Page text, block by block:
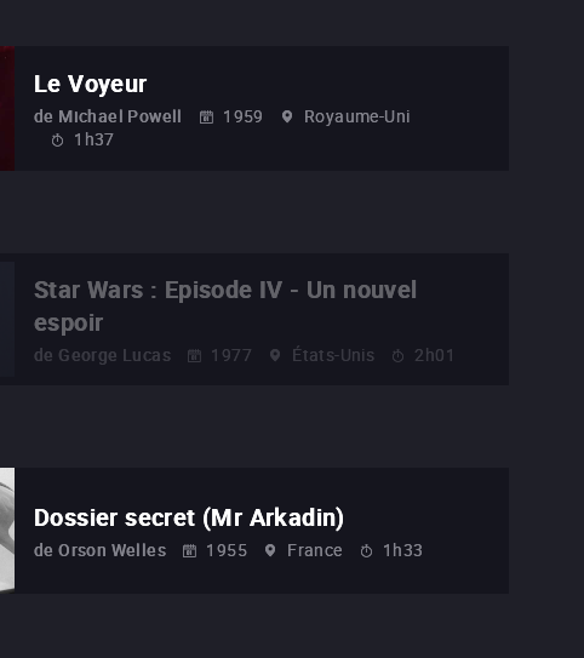
Le Voyeur
de Michael Powell 1959
Royaume-Uni
1h37
Star Wars : Episode IV - Un nouvel
espoir
de George Lucas 1977 États-Unis 2h01
Dossier secret (Mr Arkadin)
de Orson Welles 1955 France 1h33